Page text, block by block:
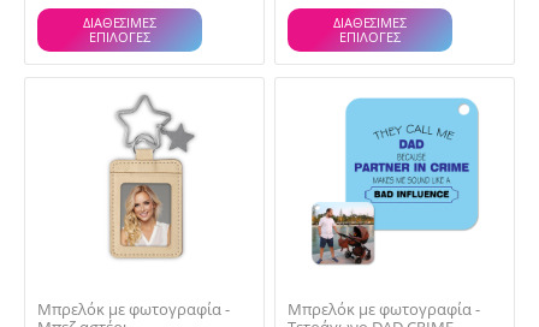
ΔΙΑΘΕΣΙΜΕΣ
ΕΠΙΛΟΓΈΣ
ΔΙΑΘΕΣΙΜΕΣ
ΕΠΙΛΟΓΈΣ
Μπρελόκ με φωτογραφία -
Μπρελόκ με φωτογραφία -